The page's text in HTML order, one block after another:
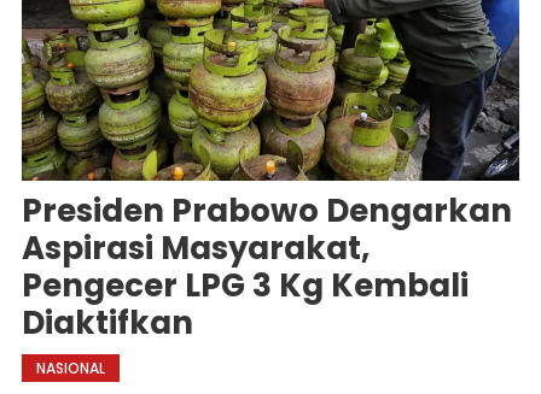
Presiden Prabowo Dengarkan
Aspirasi Masyarakat,
Pengecer LPG 3 Kg Kembali
Diaktifkan
NASIONAL